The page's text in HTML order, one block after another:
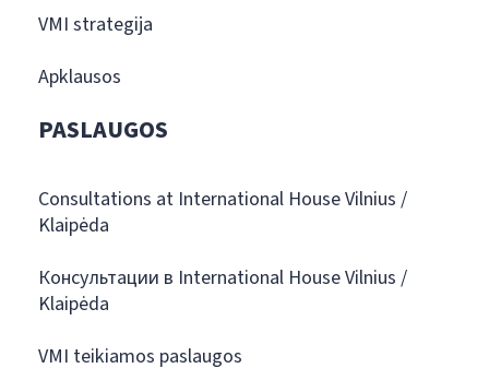
VMI strategija
Apklausos
PASLAUGOS
Consultations at International House Vilnius /
Klaipėda
Консультации в International House Vilnius /
Klaipėda
VMI teikiamos paslaugos